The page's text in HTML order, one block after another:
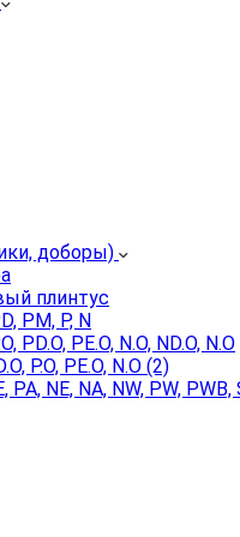
доборы)
плинтус
PM, P, N
PE.O, N.O, ND.O, N.O
P.O, PE.O, N.O (2)
NE, NA, NW, PW, PWB,